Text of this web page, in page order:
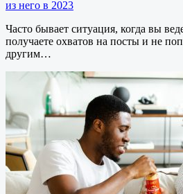
из него в 2023
Часто бывает ситуация, когда вы
получаете охватов на посты и не
другим…